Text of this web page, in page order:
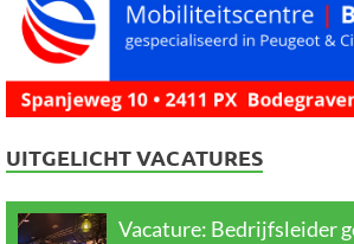
UITGELICHT VACATURES
Vacature: Bedrijfsleider